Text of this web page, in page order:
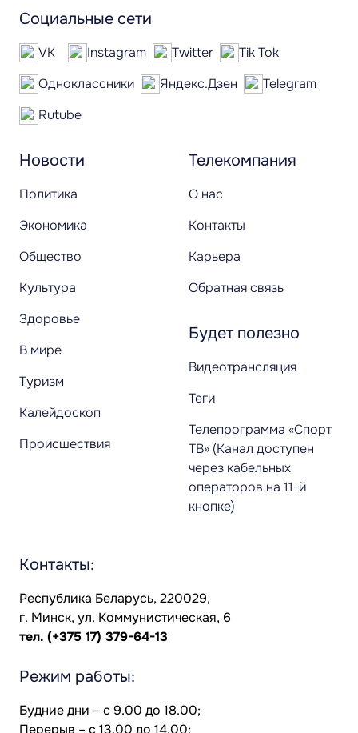
Новости
Политика
Экономика
Общество
Культура
Здоровье
В мире
Туризм
Калейдоскоп
Происшествия
Телекомпания
О нас
Контакты
Карьера
Обратная связь
Будет полезно
Видеотрансляция
Теги
Телепрограмма «Спорт
ТВ» (Канал доступен
через кабельных
операторов на 11-й
кнопке)
Социальные сети
VK Instagram Twitter
Tik Tok
Одноклассники
Яндекс.Дзен
Telegram
Rutube
Контакты:
Республика Беларусь, 220029,
г. Минск, ул. Коммунистическая, 6
тел. (+375 17) 379-64-13
Режим работы:
Будние дни – с 9.00 до 18.00;
Перерыв – с 13.00 до 14.00;